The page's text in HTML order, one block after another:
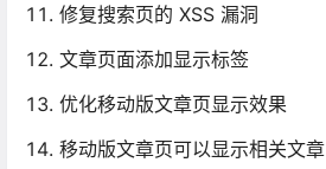
修复搜索页的 XSS 漏洞
文章页面添加显示标签
优化移动版文章页显示效果
移动版文章页可以显示相关文章